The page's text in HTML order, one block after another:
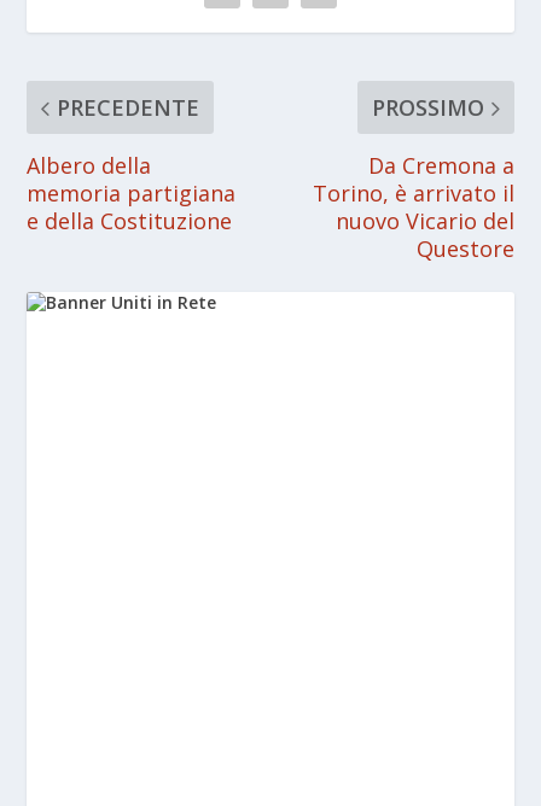
PRECEDENTE
Albero della
memoria partigiana
e della Costituzione
PROSSIMO
Da Cremona a
Torino, è arrivato il
nuovo Vicario del
Questore